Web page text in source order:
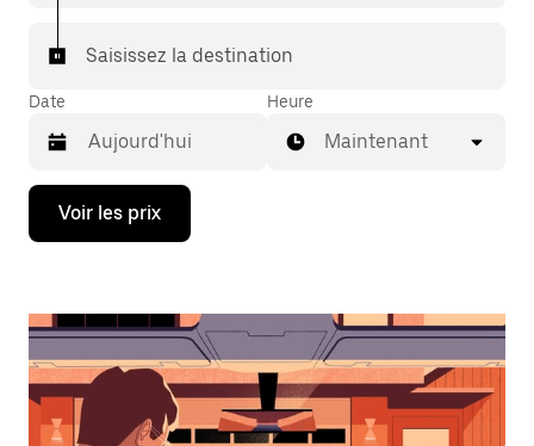
Saisissez la destination
Date
Appuyez
la
bas
ouvrir
le
calendrier
Heure
Maintenant
Voir les prix